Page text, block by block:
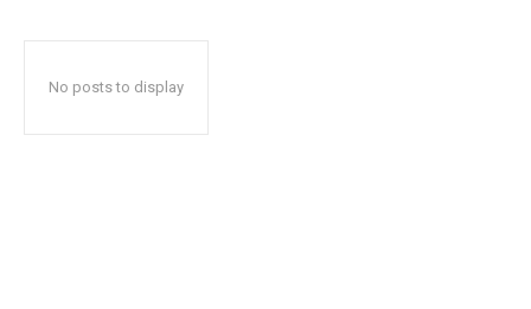
No posts to display